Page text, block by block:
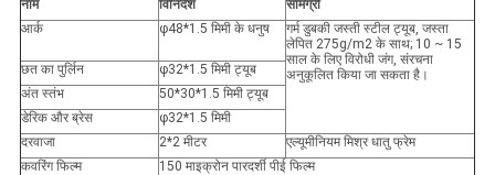
नाम विनिर्देश
सामग्री
आर्क
φ48*1.5 मिमी के धनुष
गर्म डुबकी जस्ती स्टील ट्यूब, जस्ता
लेपित 275g/m2 के साथ; 10 ~ 15
साल के लिए विरोधी जंग, संरचना
अनुकूलित किया जा सकता है।
छत का पुर्लिन
φ32*1.5 मिमी ट्यूब
अंत स्तंभ
50*30*1.5 मिमी ट्यूब
डेरिक और ब्रेस
φ32*1.5 मिमी
दरवाजा
2*2 मीटर
एल्यूमीनियम मिश्र धातु फ्रेम
कवरिंग फिल्म
150 माइक्रोन पारदर्शी पीई फिल्म